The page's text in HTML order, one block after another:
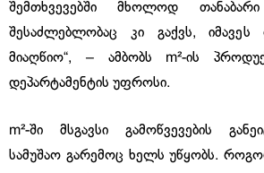
შემთხვევებში მხოლოდ
შესაძლებლობაც კი გაქვს,
მიაღწიო“, – ამბობს m²-ის
დეპარტამენტის უფროსი.
m²-ში მსგავსი გამოწვევების
სამუშაო გარემოც ხელს უწყობს.